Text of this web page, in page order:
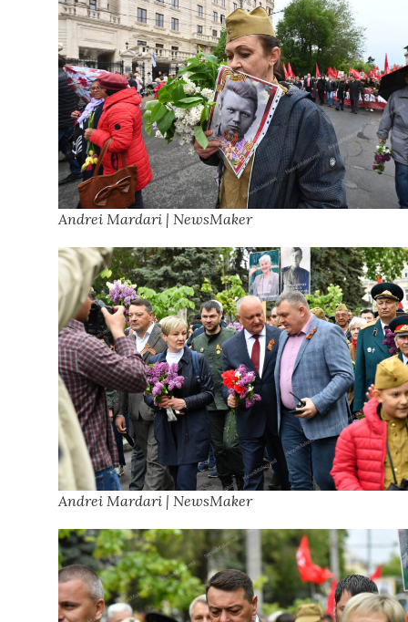
Andrei Mardari | NewsMaker
Andrei Mardari | NewsMaker